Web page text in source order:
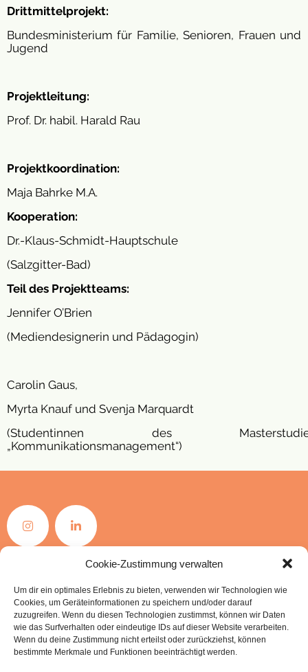
Cookie-Zustimmung verwalten
Um dir ein optimales Erlebnis zu bieten, verwenden wir Technologien wie
Cookies, um Geräteinformationen zu speichern und/oder darauf
zuzugreifen. Wenn du diesen Technologien zustimmst, können wir Daten
wie das Surfverhalten oder eindeutige IDs auf dieser Website verarbeiten.
Wenn du deine Zustimmung nicht erteilst oder zurückziehst, können
bestimmte Merkmale und Funktionen beeinträchtigt werden.
Drittmittelprojekt:
Bundesministerium für Familie, Senioren, Frauen und
Jugend
Projektleitung:
Prof. Dr. habil. Harald Rau
Projektkoordination:
Maja Bahrke M.A.
Kooperation:
Dr.-Klaus-Schmidt-Hauptschule
(Salzgitter-Bad)
Teil des Projektteams:
Jennifer O’Brien
(Mediendesignerin und Pädagogin)
Carolin Gaus,
Myrta Knauf und Svenja Marquardt
(Studentinnen des
„Kommunikationsmanagement“)
Datenschutzerklärung Impressum
Kontakt:
Maja Bahrke (M.A.)